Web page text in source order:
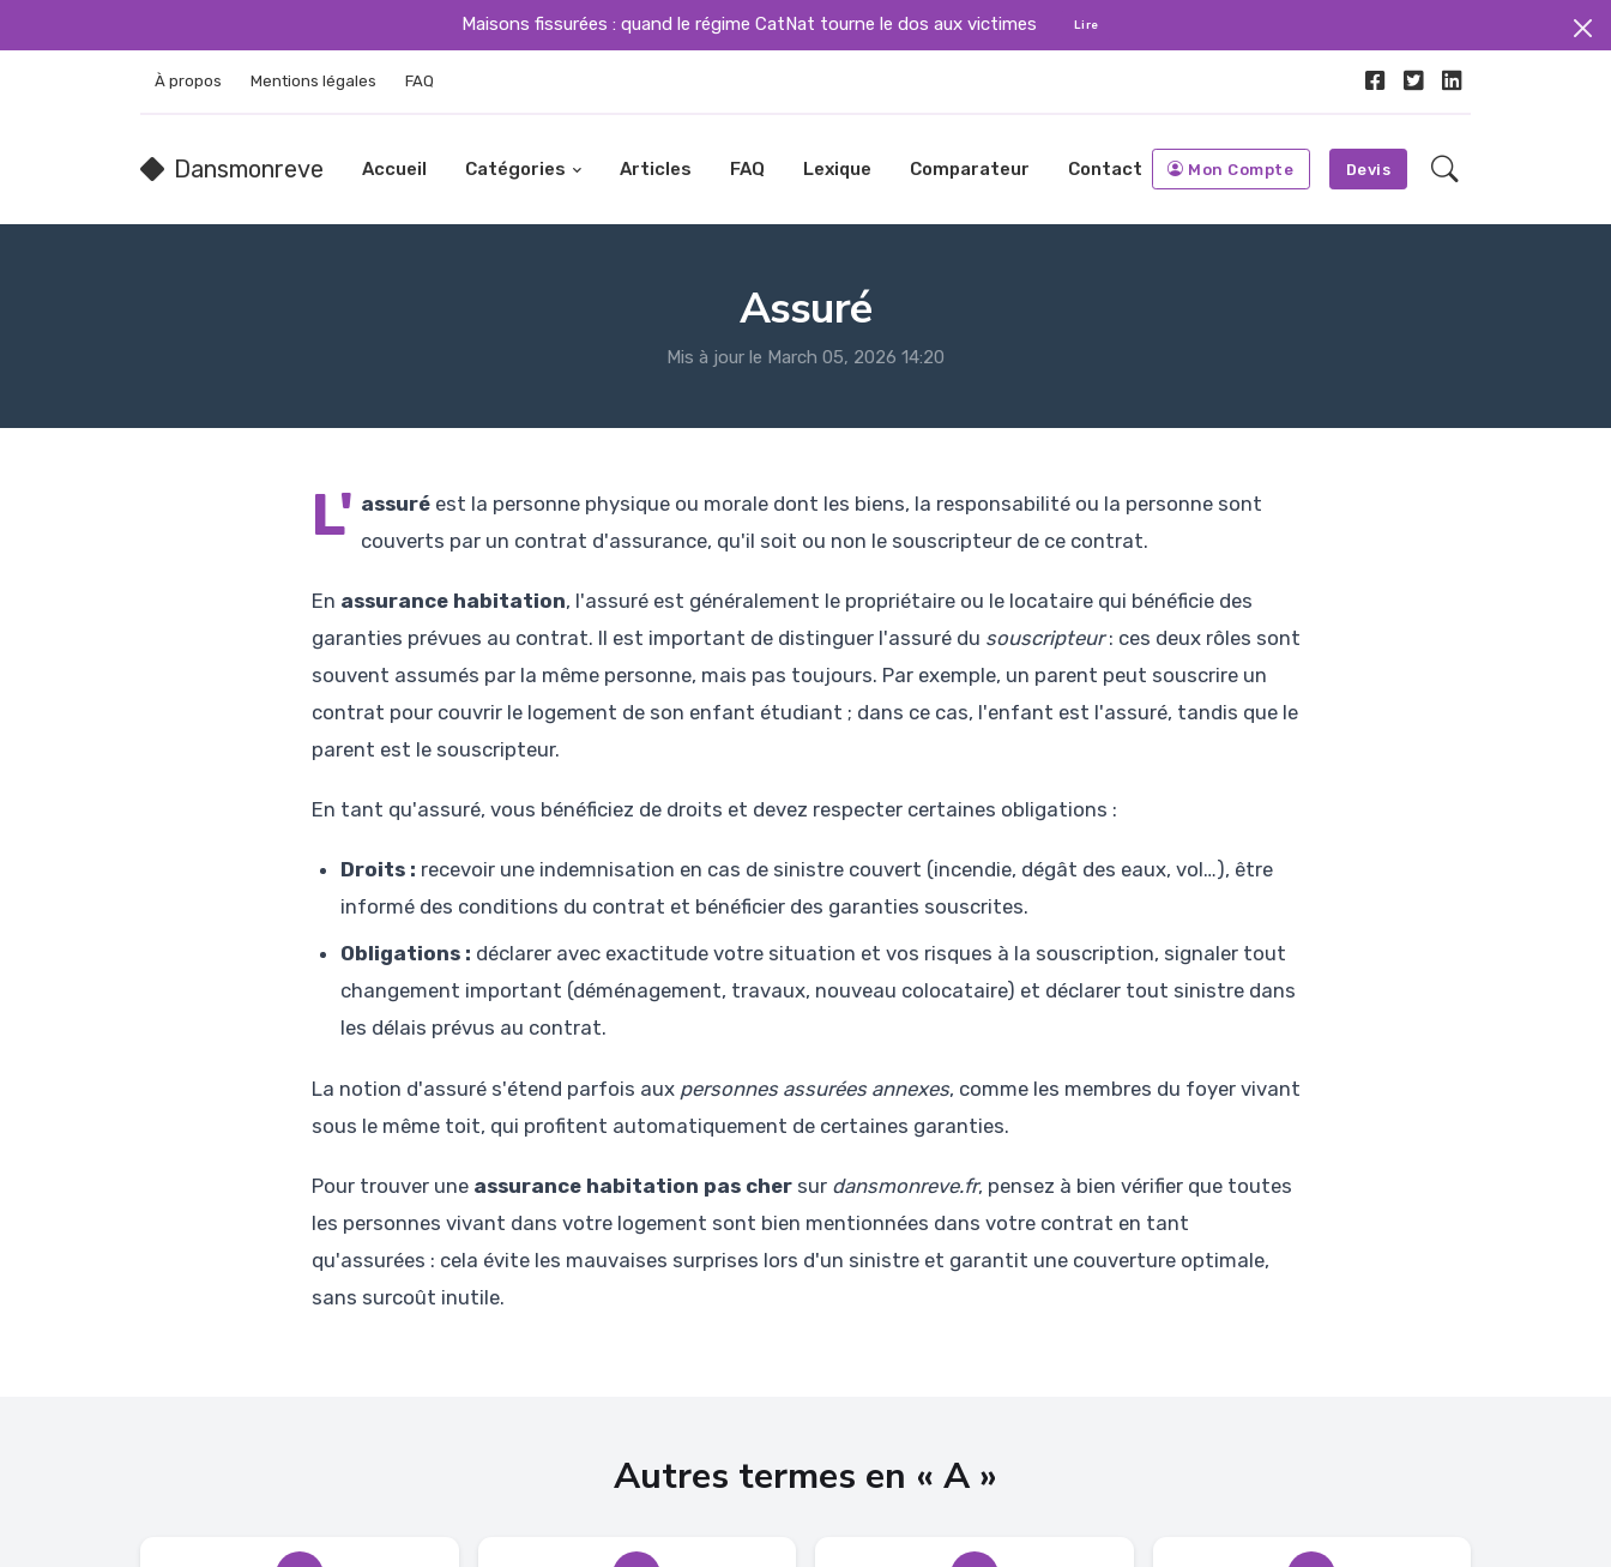
Maisons fissurées : quand le régime CatNat tourne le dos aux victimes Lire
À propos Mentions légales FAQ
Dansmonreve Accueil Catégories Articles FAQ Lexique Comparateur Contact Mon Compte Devis
Assuré
Mis à jour le March 05, 2026 14:20
L' assuréest la personne physique ou morale dont les biens, la responsabilité ou la personne sont
couverts par un contrat d'assurance, qu'il soit ou non le souscripteur de ce contrat.
En assurance habitation, l'assuré est généralement le propriétaire ou le locataire qui bénéficie des
garanties prévues au contrat. Il est important de distinguer l'assuré du souscripteur: ces deux rôles sont
souvent assumés par la même personne, mais pas toujours. Par exemple, un parent peut souscrire un
contrat pour couvrir le logement de son enfant étudiant ; dans ce cas, l'enfant est l'assuré, tandis que le
parent est le souscripteur.
En tant qu'assuré, vous bénéficiez de droits et devez respecter certaines obligations :
Droits : recevoir une indemnisation en cas de sinistre couvert (incendie, dégât des eaux, vol…), être
informé des conditions du contrat et bénéficier des garanties souscrites.
Obligations : déclarer avec exactitude votre situation et vos risques à la souscription, signaler tout
changement important (déménagement, travaux, nouveau colocataire) et déclarer tout sinistre dans
les délais prévus au contrat.
La notion d'assuré s'étend parfois aux personnes assurées annexes, comme les membres du foyer vivant
sous le même toit, qui profitent automatiquement de certaines garanties.
Pour trouver une assurance habitation pas chersur dansmonreve.fr, pensez à bien vérifier que toutes
les personnes vivant dans votre logement sont bien mentionnées dans votre contrat en tant
qu'assurées : cela évite les mauvaises surprises lors d'un sinistre et garantit une couverture optimale,
sans surcoût inutile.
Autres termes en « A »